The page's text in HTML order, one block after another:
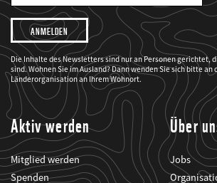
Adresse
Ich
möchte,
dass
der
WWF
mich
über
seine
Projekte
informiert.
Die Inhalte des Newsletters sind nur an Personen gerichtet,
sind. Wohnen Sie im Ausland? Dann wenden Sie sich bitte an
Länderorganisation an Ihrem Wohnort.
Aktiv werden
Mitglied werden
Spenden
Über
Jobs